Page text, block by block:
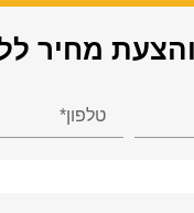
מחיר